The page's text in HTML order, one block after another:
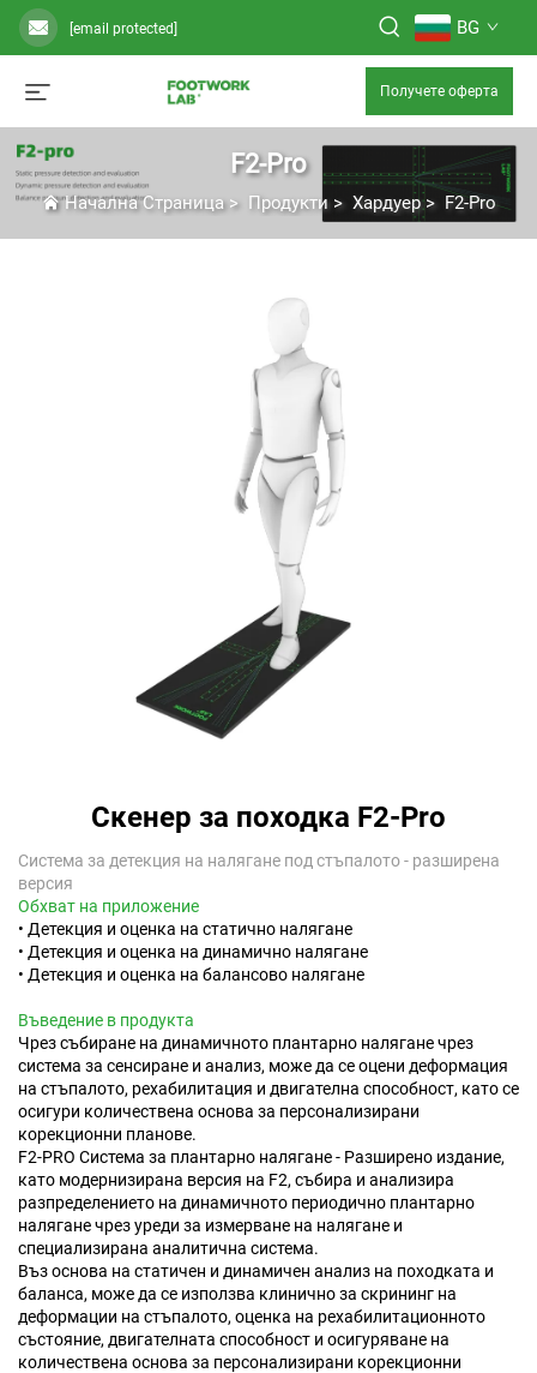
[email protected] BG
Получете оферта
F2-Pro
Начална Страница> Продукти> Хардуер> F2-Pro
Скенер за походка F2-Pro
Система за детекция на налягане под стъпалото - разширена
версия
Обхват на приложение
• Детекция и оценка на статично налягане
• Детекция и оценка на динамично налягане
• Детекция и оценка на балансово налягане
Въведение в продукта
Чрез събиране на динамичното плантарно налягане чрез
система за сенсиране и анализ, може да се оцени деформация
на стъпалото, рехабилитация и двигателна способност, като се
осигури количествена основа за персонализирани
корекционни планове.
F2-PRO Система за плантарно налягане - Разширено издание,
като модернизирана версия на F2, събира и анализира
разпределението на динамичното периодично плантарно
налягане чрез уреди за измерване на налягане и
специализирана аналитична система.
Въз основа на статичен и динамичен анализ на походката и
баланса, може да се използва клинично за скрининг на
деформации на стъпалото, оценка на рехабилитационното
състояние, двигателната способност и осигуряване на
количествена основа за персонализирани корекционни